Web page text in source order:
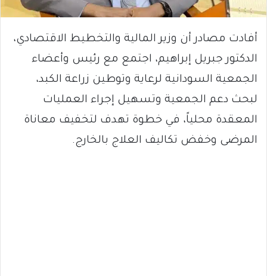
أفادت مصادر أن وزير المالية والتخطيط الاقتصادي،
الدكتور جبريل إبراهيم، اجتمع مع رئيس وأعضاء
الجمعية السودانية لرعاية وتوطين زراعة الكبد،
لبحث دعم الجمعية وتسهيل إجراء العمليات
المعقدة محلياً، في خطوة تهدف لتخفيف معاناة
المرضى وخفض تكاليف العلاج بالخارج.